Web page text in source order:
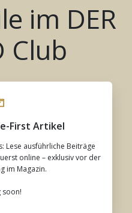
im DER
Club
First Artikel
Lese ausführliche Beiträge
online – exklusiv vor der
im Magazin.
soon!